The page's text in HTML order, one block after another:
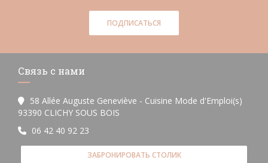
ПОДПИСАТЬСЯ
Связь с нами
58 Allée Auguste Geneviève - Cuisine Mode d'Emploi(s)
93390 CLICHY SOUS BOIS
06 42 40 92 23
ЗАБРОНИРОВАТЬ СТОЛИК